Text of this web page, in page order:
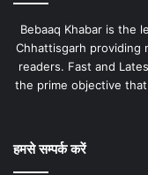
Bebaaq Khabar is the
Chhattisgarh providing
readers. Fast and
the prime objective
हमसे सम्पर्क करें